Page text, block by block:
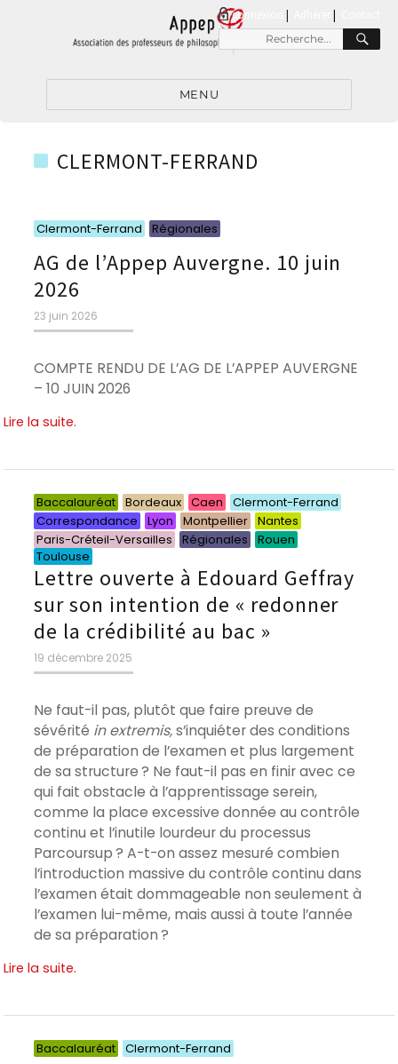
connexion |
Recherche
pour
MENU
CLERMONT-FERRAND
Clermont-Ferrand Régionales
AG de l’Appep Auvergne. 10 juin
2026
Publié
le
23 juin 2026
COMPTE RENDU DE L’AG DE L’APPEP AUVERGNE
– 10 JUIN 2026
Lire la suite.
Baccalauréat Bordeaux Caen Clermont-Ferrand
Correspondance
Lyon Montpellier Nantes
Paris-Créteil-Versailles
Régionales
Rouen
Toulouse
Lettre ouverte à Edouard Geffray
sur son intention de « redonner
de la crédibilité au bac »
Publié
le
19 décembre 2025
Ne faut-il pas, plutôt que faire preuve de
sévérité in extremis,s’inquiéter des conditions
de préparation de l’examen et plus largement
de sa structure ? Ne faut-il pas en finir avec ce
qui fait obstacle à l’apprentissage serein,
comme la place excessive donnée au contrôle
continu et l’inutile lourdeur du processus
Parcoursup ? A-t-on assez mesuré combien
l’introduction massive du contrôle continu dans
l’examen était dommageable non seulement à
l’examen lui-même, mais aussi à toute l’année
de sa préparation ?
Lire la suite.
Baccalauréat Clermont-Ferrand